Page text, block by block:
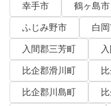
幸手市
鶴ヶ島市
ふじみ野市
白
入間郡三芳町
比企郡滑川町
比企郡川島町